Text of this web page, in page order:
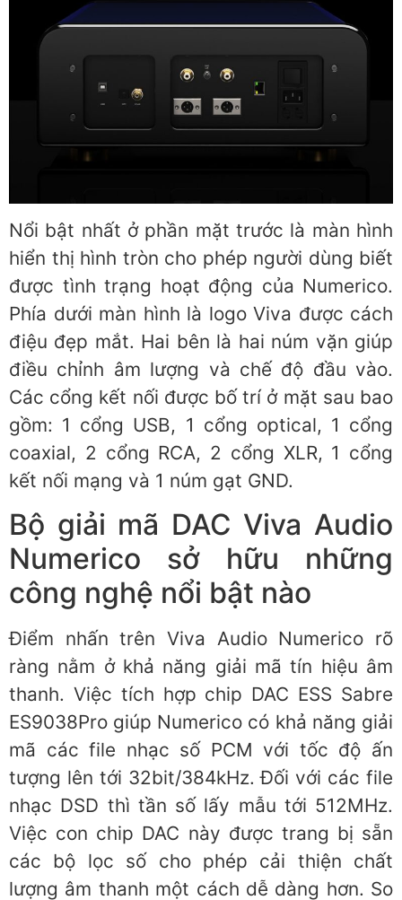
Nổi bật nhất ở phần mặt trước là màn hình
hiển thị hình tròn cho phép người dùng biết
được tình trạng hoạt động của Numerico.
Phía dưới màn hình là logo Viva được cách
điệu đẹp mắt. Hai bên là hai núm vặn giúp
điều chỉnh âm lượng và chế độ đầu vào.
Các cổng kết nối được bố trí ở mặt sau bao
gồm: 1 cổng USB, 1 cổng optical, 1 cổng
coaxial, 2 cổng RCA, 2 cổng XLR, 1 cổng
kết nối mạng và 1 núm gạt GND.
Bộ giải mã DAC Viva Audio
Numerico sở hữu những
công nghệ nổi bật nào
Điểm nhấn trên Viva Audio Numerico rõ
ràng nằm ở khả năng giải mã tín hiệu âm
thanh. Việc tích hợp chip DAC ESS Sabre
ES9038Pro giúp Numerico có khả năng giải
mã các file nhạc số PCM với tốc độ ấn
tượng lên tới 32bit/384kHz. Đối với các file
nhạc DSD thì tần số lấy mẫu tới 512MHz.
Việc con chip DAC này được trang bị sẵn
các bộ lọc số cho phép cải thiện chất
lượng âm thanh một cách dễ dàng hơn. So